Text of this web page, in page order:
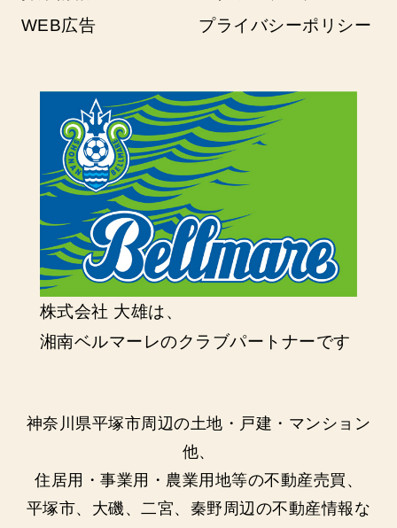
WEB広告
プライバシーポリシー
株式会社 大雄は、
湘南ベルマーレのクラブパートナーです
神奈川県平塚市周辺の土地・戸建・マンション
他、
住居用・事業用・農業用地等の不動産売買、
平塚市、大磯、二宮、秦野周辺の不動産情報な